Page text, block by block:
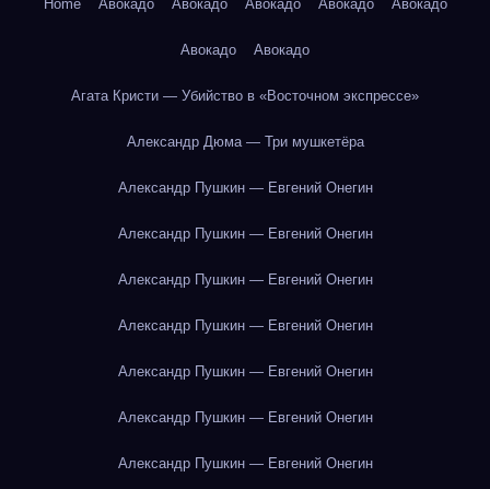
Home Авокадо Авокадо Авокадо Авокадо Авокадо
Авокадо Авокадо
Агата Кристи — Убийство в «Восточном экспрессе»
Александр Дюма — Три мушкетёра
Александр Пушкин — Евгений Онегин
Александр Пушкин — Евгений Онегин
Александр Пушкин — Евгений Онегин
Александр Пушкин — Евгений Онегин
Александр Пушкин — Евгений Онегин
Александр Пушкин — Евгений Онегин
Александр Пушкин — Евгений Онегин